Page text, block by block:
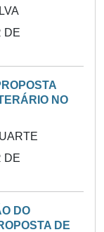
DE
NO
DE
DO
DE